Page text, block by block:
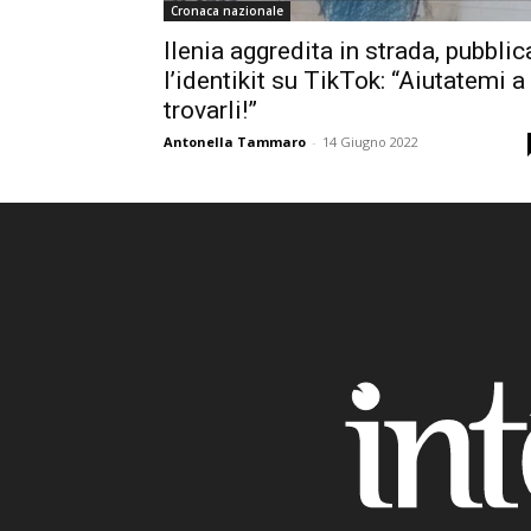
Cronaca nazionale
Ilenia aggredita in strada,
l’identikit su TikTok: “Aiutatemi a
trovarli!”
Antonella Tammaro - 14 Giugno 2022